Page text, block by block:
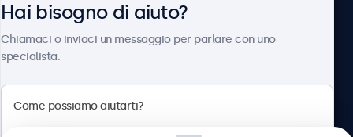
Hai bisogno di aiuto?
Chiamaci o inviaci un messaggio per parlare con uno
specialista.